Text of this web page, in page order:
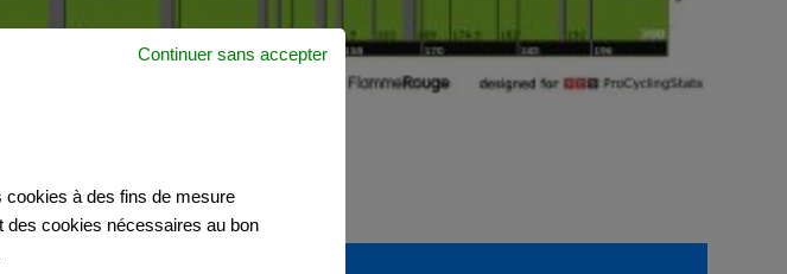
cookies à des fins de mesure
des cookies nécessaires au bon
Continuer sans accepter